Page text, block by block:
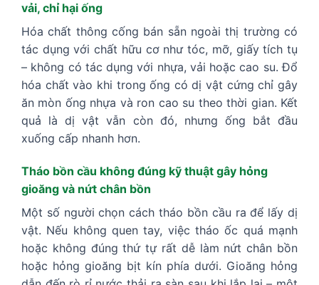
vải, chỉ hại ống
Hóa chất thông cống bán sẵn ngoài thị trường có
tác dụng với chất hữu cơ như tóc, mỡ, giấy tích tụ
– không có tác dụng với nhựa, vải hoặc cao su. Đổ
hóa chất vào khi trong ống có dị vật cứng chỉ gây
ăn mòn ống nhựa và ron cao su theo thời gian. Kết
quả là dị vật vẫn còn đó, nhưng ống bắt đầu
xuống cấp nhanh hơn.
Tháo bồn cầu không đúng kỹ thuật gây hỏng
gioăng và nứt chân bồn
Một số người chọn cách tháo bồn cầu ra để lấy dị
vật. Nếu không quen tay, việc tháo ốc quá mạnh
hoặc không đúng thứ tự rất dễ làm nứt chân bồn
hoặc hỏng gioăng bịt kín phía dưới. Gioăng hỏng